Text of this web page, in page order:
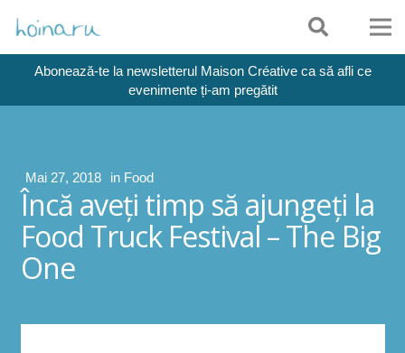
Abonează-te la newsletterul Maison Créative ca să afli ce
evenimente ți-am pregătit
Mai 27, 2018 in Food
Încă aveţi timp să ajungeţi la
Food Truck Festival – The Big
One